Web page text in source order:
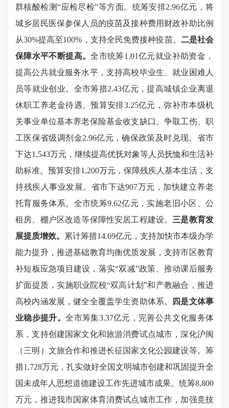
群核酸检测“应检尽检”等方面。统筹安排2.96亿元，将
城乡居民医保参保人员的疫苗及接种费用财政补助比例
从30%提高至100%，支持全民免费接种疫苗。 二是社会
保障水平不断提高。全市统筹1.01亿元就业补助资金，
提高公共就业服务水平，支持高校毕业生、就业困难人
员等就业创业。全市筹措2.43亿元，提高城镇企业离退
休职工养老金待遇。预算安排3.25亿元，弥补市本级机
关事业单位基本养老保险基金收支缺口。争取工伤、职
工医保省级调剂金2.96亿元，确保政策及时兑现。省市
下达1,543万元，继续提高优抚对象等人员抚恤和生活补
助标准。预算安排1,200万元，保障残疾人基本生活，支
持残疾人事业发展。省市下达907万元，加快建立养老
托育服务体系。全市统筹9.62亿元，实施老旧小区、公
租房、棚户区改造等保障性安居工程建设。 三是教育发
展提质增效。
累计筹措14.69亿元，支持加快市本级办学
能力提升，推进基础教育均衡优质发展，支持市区教育
补短板应急项目建设，落实“双减”政策、推动课后服务
扩面提质，实施职业院校“双高计划”和产教融合，推进
高校内涵发展，健全全覆盖学生资助体系。
四是文体事
业稳步提升。全市筹集3.37亿元，完善公共文化服务体
系，支持创建国家文化和旅游消费试点城市，深化沪闽
（三明）文旅合作和推进长征国家文化公园建设等。筹
措1,728万元，扎实做好全国文明城市创建和巩固提升全
国未成年人思想道德建设工作先进城市成果。统筹8,800
万元，推进我市国家体育消费试点城市工作，加强竞技